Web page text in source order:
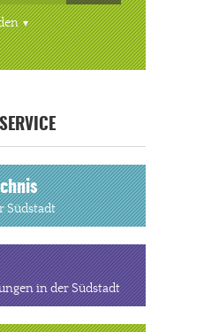
Südstadt
in der Südstadt